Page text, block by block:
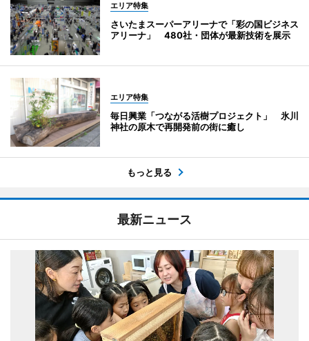
エリア特集
さいたまスーパーアリーナで「彩の国ビジネス
アリーナ」 480社・団体が最新技術を展示
エリア特集
毎日興業「つながる活樹プロジェクト」 氷川
神社の原木で再開発前の街に癒し
もっと見る
最新ニュース